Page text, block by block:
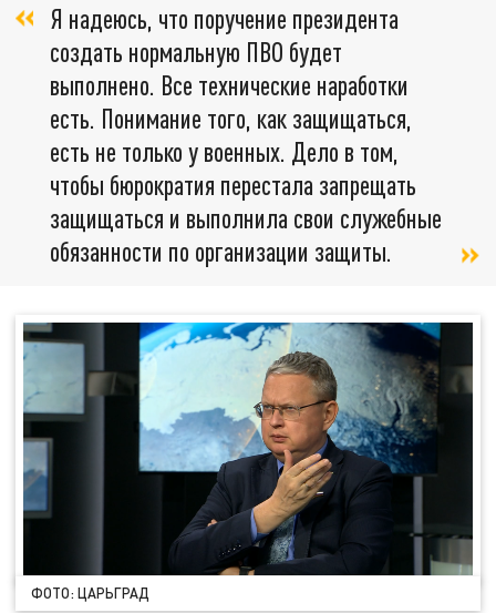
Я надеюсь, что поручение президента
создать нормальную ПВО будет
выполнено. Все технические наработки
есть. Понимание того, как защищаться,
есть не только у военных. Дело в том,
чтобы бюрократия перестала запрещать
защищаться и выполнила свои служебные
обязанности по организации защиты.
ФОТО: ЦАРЬГРАД